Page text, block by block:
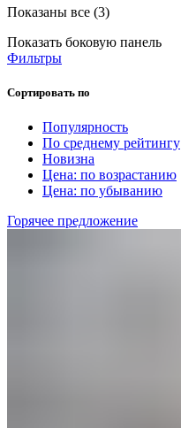
Показаны все (3)
Показать боковую панель
Фильтры
Сортировать по
Популярность
По среднему рейтингу
Новизна
Цена: по возрастанию
Цена: по убыванию
Горячее предложение